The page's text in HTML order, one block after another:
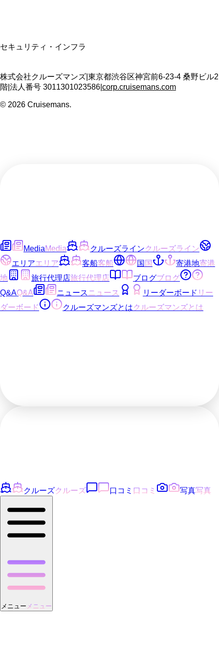
セキュリティ・インフラ
株式会社クルーズマンズ 東京都渋谷区神宮前6-23-4 桑野ビル2
階 法人番号 3011301023586 corp.cruisemans.com
© 2026 Cruisemans.
MediaMedia クルーズラインクルーズライン
エリアエリア 客船客船 国 国 寄港地寄港
地
旅行代理店旅行代理店 ブログブログ
Q&AQ&A ニュースニュース リーダーボード リー
ダーボード
クルーズマンズとはクルーズマンズとは
クルーズクルーズ 口コミ 口コミ 写真写真
メニュー メニュー